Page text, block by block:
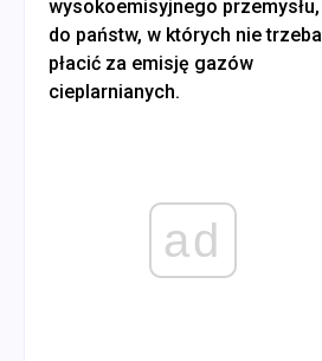
wysokoemisyjnego przemysłu,
do państw, w których nie trzeba
płacić za emisję gazów
cieplarnianych.
ad